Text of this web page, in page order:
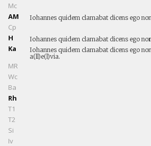
Mc
AM
Iohannes quidem clamabat dicens ego
Cp
H
Iohannes quidem clamabat dicens ego no
Ka
Iohannes quidem clamabat dicens ego
a(ll)e(l)via.
MR
Wc
Ba
Rh
T1
T2
Si
Iv